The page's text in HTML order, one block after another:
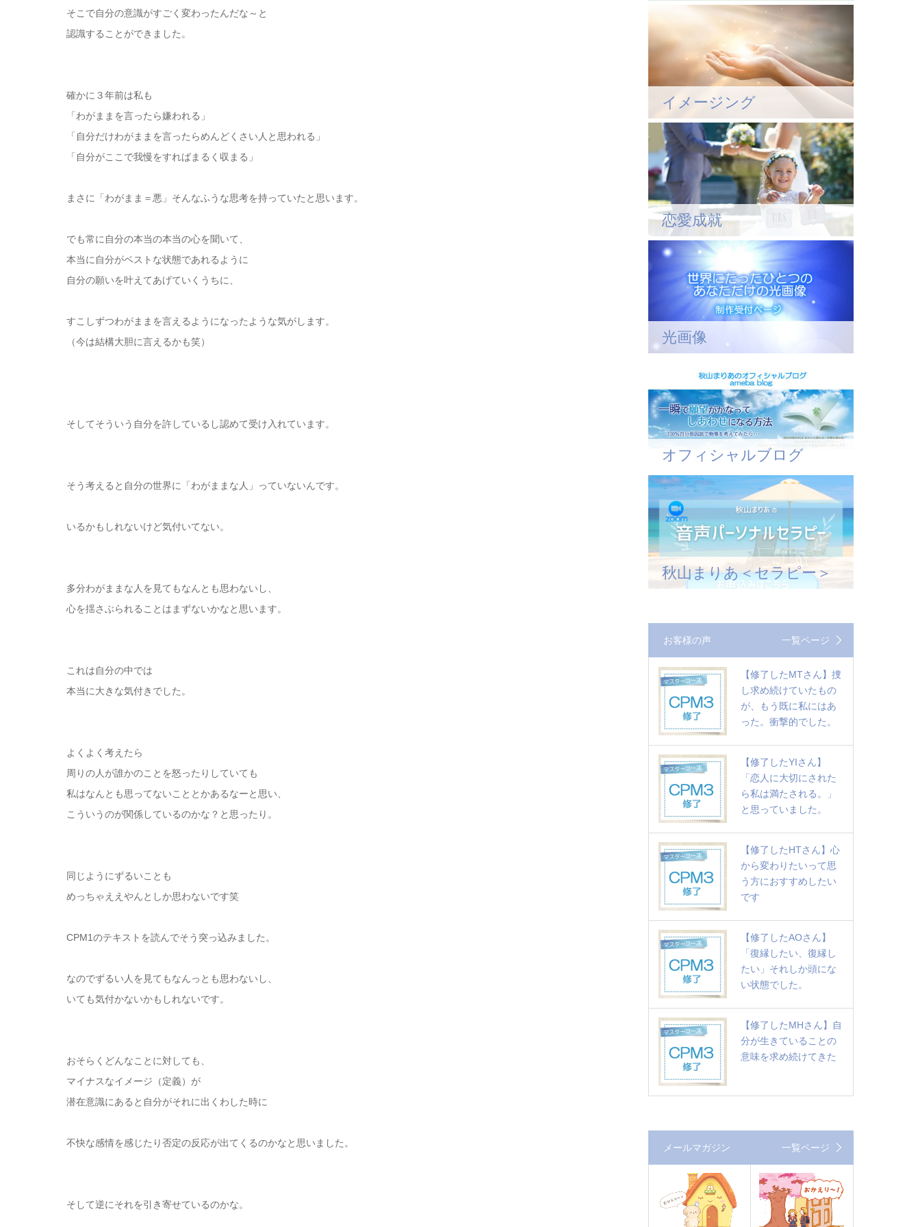
そこで自分の意識がすごく変わったんだな～と
認識することができました。
確かに３年前は私も
「わがままを言ったら嫌われる」
「自分だけわがままを言ったらめんどくさい人と思われる」
「自分がここで我慢をすればまるく収まる」
まさに「わがまま＝悪」そんなふうな思考を持っていたと思います。
でも常に自分の本当の本当の心を聞いて、
本当に自分がベストな状態であれるように
自分の願いを叶えてあげていくうちに、
すこしずつわがままを言えるようになったような気がします。
（今は結構大胆に言えるかも笑）
そしてそういう自分を許しているし認めて受け入れています。
そう考えると自分の世界に「わがままな人」っていないんです。
いるかもしれないけど気付いてない。
多分わがままな人を見てもなんとも思わないし、
心を揺さぶられることはまずないかなと思います。
これは自分の中では
本当に大きな気付きでした。
よくよく考えたら
周りの人が誰かのことを怒ったりしていても
私はなんとも思ってないこととかあるなーと思い、
こういうのが関係しているのかな？と思ったり。
同じようにずるいことも
めっちゃええやんとしか思わないです笑
CPM1のテキストを読んでそう突っ込みました。
なのでずるい人を見てもなんっとも思わないし、
いても気付かないかもしれないです。
おそらくどんなことに対しても、
マイナスなイメージ（定義）が
潜在意識にあると自分がそれに出くわした時に
不快な感情を感じたり否定の反応が出てくるのかなと思いました。
そして逆にそれを引き寄せているのかな。
イメージング
恋愛成就
光画像
オフィシャルブログ
秋山まりあ＜セラピー＞
お客様の声 一覧ページ
【修了したMTさん】捜
し求め続けていたもの
が、もう既に私にはあ
った。衝撃的でした。
【修了したYIさん】
「恋人に大切にされた
ら私は満たされる。」
と思っていました。
【修了したHTさん】心
から変わりたいって思
う方におすすめしたい
です
【修了したAOさん】
「復縁したい、復縁し
たい」それしか頭にな
い状態でした。
【修了したMHさん】自
分が生きていることの
意味を求め続けてきた
メールマガジン 一覧ページ